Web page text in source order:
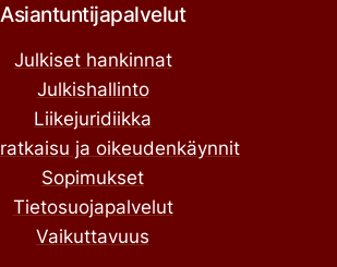
Asiantuntijapalvelut
Julkiset hankinnat
Julkishallinto
Liikejuridiikka
ja oikeudenkäynnit
Sopimukset
Tietosuojapalvelut
Vaikuttavuus